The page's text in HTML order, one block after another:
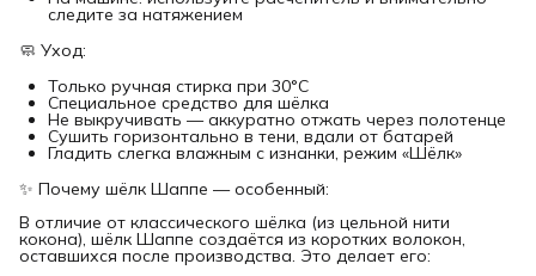
следите за натяжением
🧼 Уход:
Только ручная стирка при 30°C
Специальное средство для шёлка
Не выкручивать — аккуратно отжать через полотенце
Сушить горизонтально в тени, вдали от батарей
Гладить слегка влажным с изнанки, режим «Шёлк»
✨ Почему шёлк Шаппе — особенный:
В отличие от классического шёлка (из цельной нити
кокона), шёлк Шаппе создаётся из коротких волокон,
оставшихся после производства. Это делает его: